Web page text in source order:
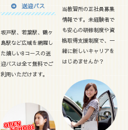
送迎バス
坂戸駅、若葉駅、鶴ヶ
島駅など広域を網羅し
た嬉しい8コースの送
迎バスは全て無料でご
利用いただけます。
当教習所の正社員募集
情報です。未経験者で
も安心の研修制度や資
格取得支援制度で、一
緒に新しいキャリアを
はじめませんか？